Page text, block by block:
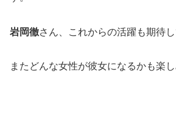
岩岡徹さん、これからの活躍も期待し
またどんな女性が彼女になるかも楽し